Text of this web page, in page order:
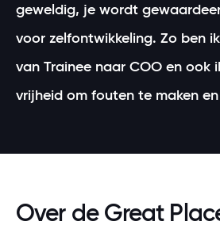
geweldig, je wordt
voor zelfontwikkeling. Zo ben
van Trainee naar COO en ook
vrijheid om fouten te maken
Over de Great